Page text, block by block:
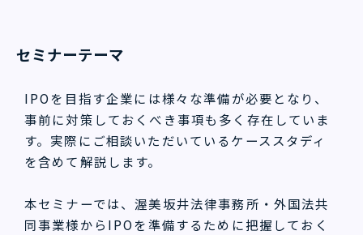
セミナーテーマ
IPOを目指す企業には様々な準備が必要となり、
事前に対策しておくべき事項も多く存在していま
す。実際にご相談いただいているケーススタディ
を含めて解説します。
本セミナーでは、渥美坂井法律事務所・外国法共
同事業様からIPOを準備するために把握しておく